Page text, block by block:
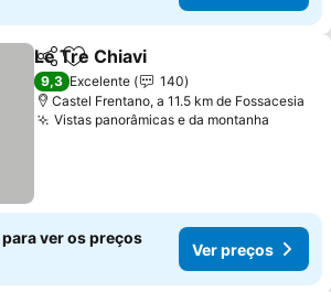
PartilharAdicionar aos favoritos
Le Tre Chiavi
9,3 Excelente
140
Castel Frentano, a 11.5 km de Fossacesia
Vistas panorâmicas e da montanha
ver os preços
Ver preços